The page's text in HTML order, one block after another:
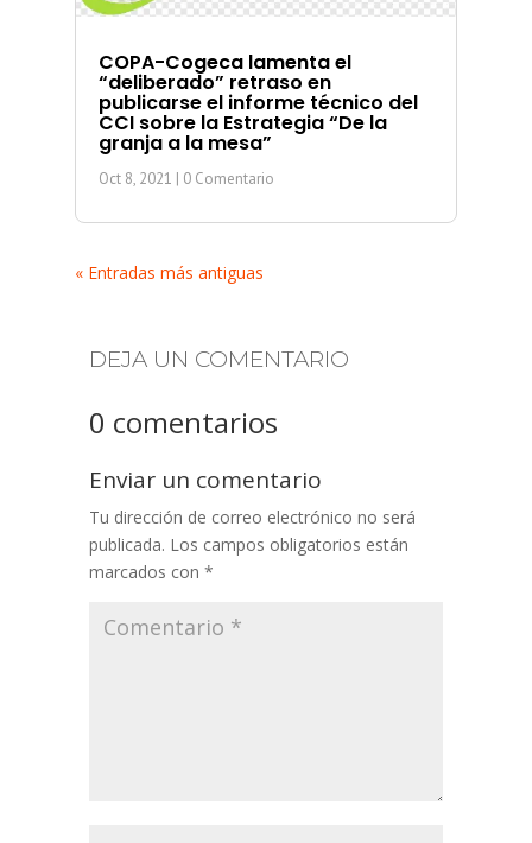
COPA-Cogeca lamenta el
“deliberado” retraso en
publicarse el informe técnico del
CCI sobre la Estrategia “De la
granja a la mesa”
Oct 8, 2021 | 0 Comentario
« Entradas más antiguas
DEJA UN COMENTARIO
0 comentarios
Enviar un comentario
Tu dirección de correo electrónico no será
publicada. Los campos obligatorios están
marcados con *